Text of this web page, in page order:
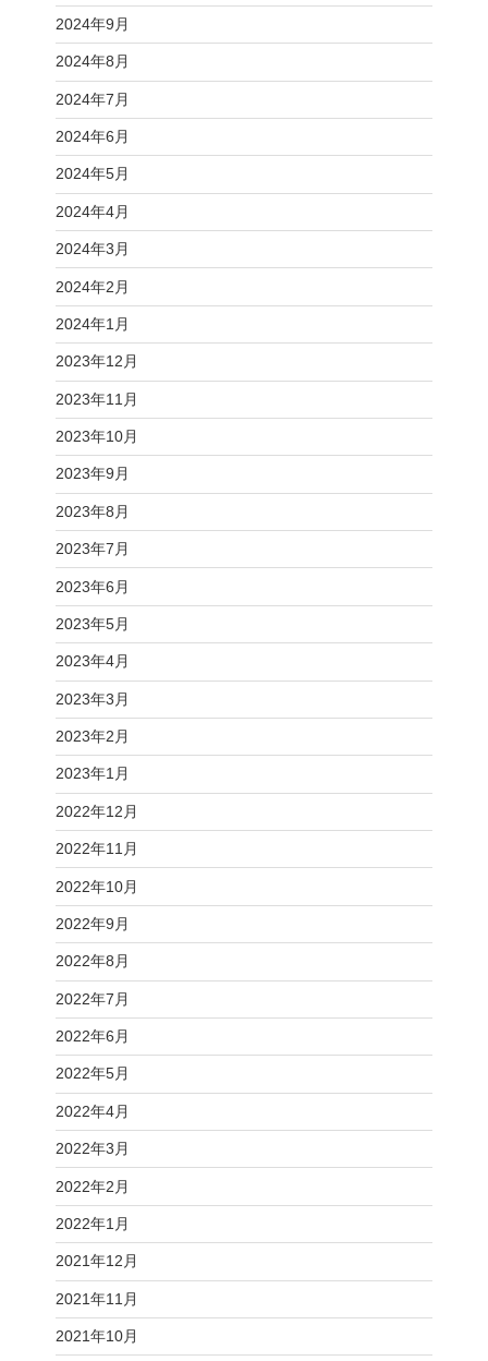
2024年9月
2024年8月
2024年7月
2024年6月
2024年5月
2024年4月
2024年3月
2024年2月
2024年1月
2023年12月
2023年11月
2023年10月
2023年9月
2023年8月
2023年7月
2023年6月
2023年5月
2023年4月
2023年3月
2023年2月
2023年1月
2022年12月
2022年11月
2022年10月
2022年9月
2022年8月
2022年7月
2022年6月
2022年5月
2022年4月
2022年3月
2022年2月
2022年1月
2021年12月
2021年11月
2021年10月